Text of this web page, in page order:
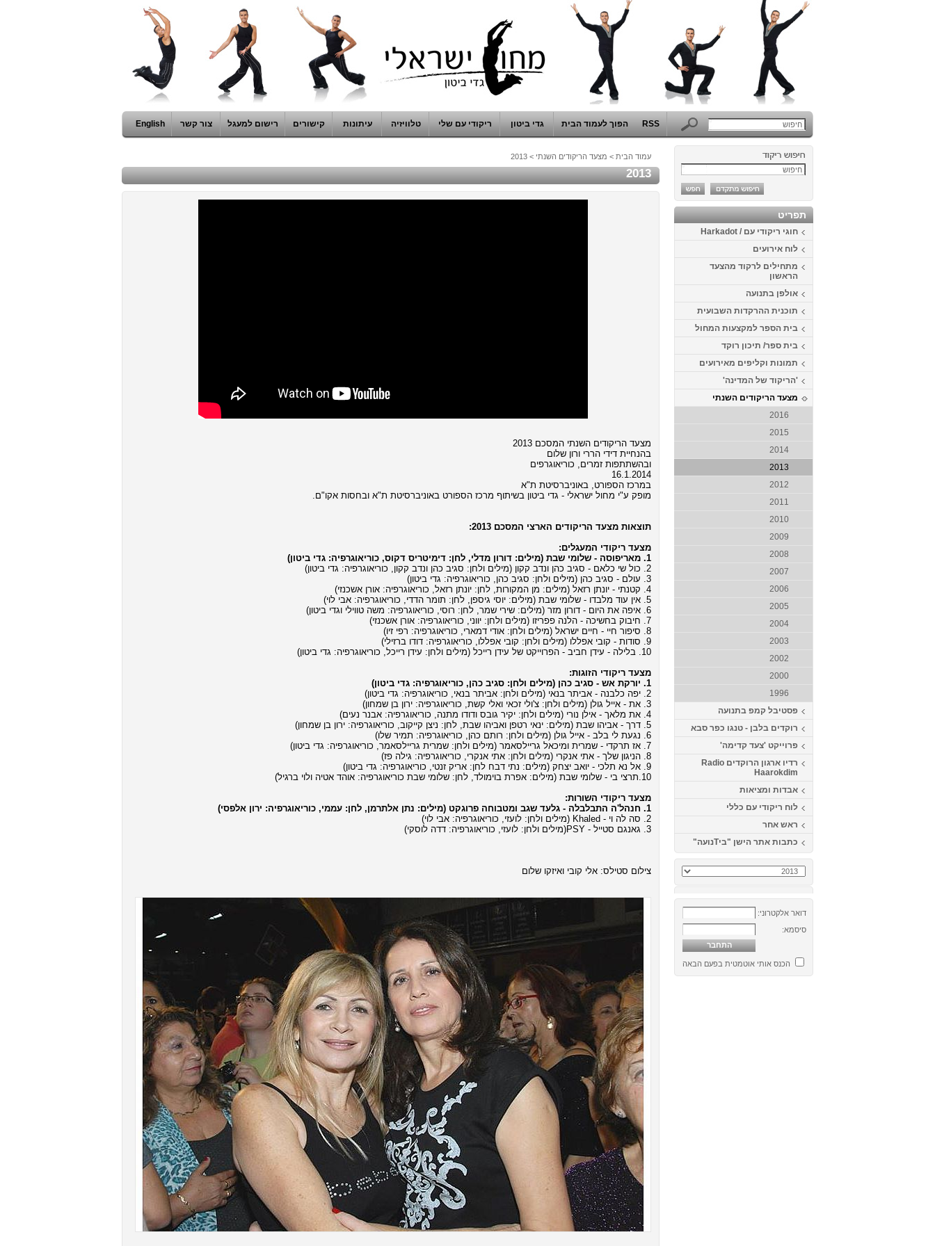
RSS הפוך לעמוד הבית גדי ביטון ריקודי עם שלי טלוויזיה עיתונות קישורים רישום למעגל צור קשר English
תפריט
חוגי ריקודי עם / Harkadot
לוח אירועים
מתחילים לרקוד מהצעד
הראשון
אולפן בתנועה
תוכנית ההרקדות השבועית
בית הספר למקצעות המחול
בית ספר/ תיכון רוקד
תמונות וקליפים מאירועים
'הריקוד של המדינה'
מצעד הריקודים השנתי
2016
2015
2014
2013
2012
2011
2010
2009
2008
2007
2006
2005
2004
2003
2002
2000
1996
פסטיבל קמפ בתנועה
רוקדים בלבן - טנגו כפר סבא
פרוייקט 'צעד קדימה'
רדיו ארגון הרוקדים Radio
Haarokdim
אבדות ומציאות
לוח ריקודי עם כללי
ראש אחר
כתבות אתר הישן "ביTנועה"
דואר אלקטרוני:
סיסמא:
הכנס אותי אוטמטית בפעם הבאה
עמוד הבית > מצעד הריקודים השנתי >
2013
2013
מצעד הריקודים השנתי המסכם 2013
בהנחיית דידי הררי ורון שלום
ובהשתתפות זמרים, כוריאוגרפים
16.1.2014
במרכז הספורט, באוניברסיטת ת"א
מופק ע"י מחול ישראלי - גדי ביטון בשיתוף מרכז הספורט באוניברסיטת ת"א ובחסות אקו"ם.
תוצאות מצעד הריקודים הארצי המסכם 2013:
מצעד ריקודי המעגלים:
1. מאריפוסה - שלומי שבת (מילים: דורון מדלי, לחן: דימיטריס דקוס, כוריאוגרפיה: גדי ביטון)
2. כול שי כלאם - סגיב כהן ונדב קקון (מילים ולחן: סגיב כהן ונדב קקון, כוריאוגרפיה: גדי ביטון)
3. עולם - סגיב כהן (מילים ולחן: סגיב כהן, כוריאוגרפיה: גדי ביטון)
4. קטנתי - יונתן רזאל (מילים: מן המקורות, לחן: יונתן רזאל, כוריאוגרפיה: אורן אשכנזי)
5. אין עוד מלבדו - שלומי שבת (מילים: יוסי גיספן, לחן: תומר הדדי, כוריאוגרפיה: אבי לוי)
6. איפה את היום - דורון מזר (מילים: שירי שמר, לחן: רוסי, כוריאוגרפיה: משה טווילי וגדי ביטון)
7. חיבוק בחשיכה - הלנה פפריזו (מילים ולחן: יווני, כוריאוגרפיה: אורן אשכנזי)
8. סיפור חיי - חיים ישראל (מילים ולחן: אודי דמארי, כוריאוגרפיה: רפי זיו)
9. סודות - קובי אפללו (מילים ולחן: קובי אפללו, כוריאוגרפיה: דודו ברזילי)
10. בלילה - עידן חביב - הפרוייקט של עידן רייכל (מילים ולחן: עידן רייכל, כוריאוגרפיה: גדי ביטון)
מצעד ריקודי הזוגות:
1. יורקת אש - סגיב כהן (מילים ולחן: סגיב כהן, כוריאוגרפיה: גדי ביטון)
2. יפה כלבנה - אביתר בנאי (מילים ולחן: אביתר בנאי, כוריאוגרפיה: גדי ביטון)
3. את - אייל גולן (מילים ולחן: צ'ולי זכאי ואלי קשת, כוריאוגרפיה: ירון בן שמחון)
4. את מלאך - אילן נורי (מילים ולחן: יקיר גובס ודודו מתנה, כוריאוגרפיה: אבנר נעים)
5. דרך - אביהו שבת (מילים: ינאי רטפן ואביהו שבת, לחן: ניצן קייקוב, כוריאוגרפיה: ירון בן שמחון)
6. נגעת לי בלב - אייל גולן (מילים ולחן: רותם כהן, כוריאוגרפיה: תמיר שלו)
7. אז תרקדי - שמרית ומיכאל גריילסאמר (מילים ולחן: שמרית גריילסאמר, כוריאוגרפיה: גדי ביטון)
8. הניגון שלך - אתי אנקרי (מילים ולחן: אתי אנקרי, כוריאוגרפיה: גילה פז)
9. אל נא תלכי - יואב יצחק (מילים: נתי דבח לחן: אריק זנטי, כוריאוגרפיה: גדי ביטון)
10.תרצי בי - שלומי שבת (מילים: אפרת בוימולד, לחן: שלומי שבת כוריאוגרפיה: אוהד אטיה ולוי ברגיל)
מצעד ריקודי השורות:
1. חנהל'ה התבלבלה - גלעד שגב ומטבוחה פרוגקט (מילים: נתן אלתרמן, לחן: עממי, כוריאוגרפיה: ירון אלפסי)
2. סה לה וי - Khaled (מילים ולחן: לועזי, כוריאוגרפיה: אבי לוי)
3. גאנגם סטייל - PSY(מילים ולחן: לועזי, כוריאוגרפיה: דדה לוסקי)
צילום סטילס: אלי קובי ואיזקו שלום